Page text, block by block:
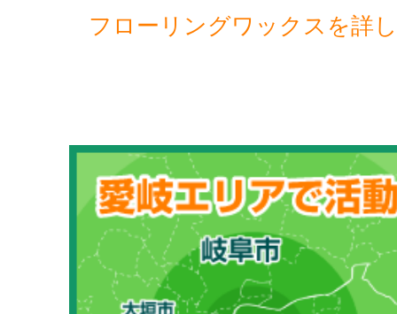
フローリングワックスを詳